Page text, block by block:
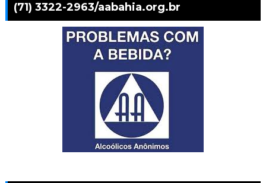
(71) 3322-2963/aabahia.org.br